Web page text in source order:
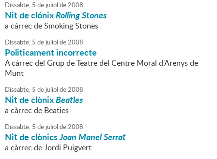
Dissabte, 5 de juliol de2008
Nit de clónixRolling Stones
a càrrec de Smoking Stones
Dissabte, 5 de juliol de2008
Politicament incorrecte
A càrrec del Grup de Teatre del Centre Moral d'Arenys de
Munt
Dissabte, 5 de juliol de2008
Nit de clònixBeatles
a càrrec de Beaties
Dissabte, 5 de juliol de2008
Nit de clònicsJoan Manel Serrat
a càrrec de Jordi Puigvert